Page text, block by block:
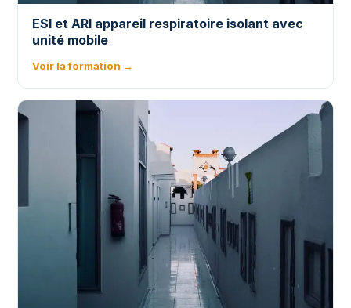
ESI et ARI appareil respiratoire isolant avec
unité mobile
Voir la formation →